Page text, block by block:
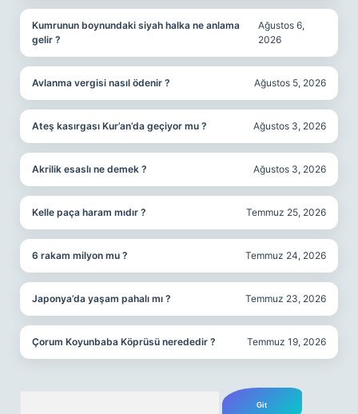
Kumrunun boynundaki siyah halka ne anlama
gelir ?
Ağustos 6,
2026
Avlanma vergisi nasıl ödenir ? Ağustos 5, 2026
Ateş kasırgası Kur’an’da geçiyor mu ? Ağustos 3, 2026
Akrilik esaslı ne demek ? Ağustos 3, 2026
Kelle paça haram mıdır ? Temmuz 25, 2026
6 rakam milyon mu ? Temmuz 24, 2026
Japonya’da yaşam pahalı mı ? Temmuz 23, 2026
Çorum Koyunbaba Köprüsü nerededir ? Temmuz 19, 2026